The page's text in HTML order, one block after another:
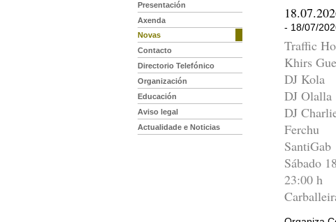
Presentación
Axenda
Novas
Contacto
Directorio Telefónico
Organización
Educación
Aviso legal
Actualidade e Noticias
- 18/07/
Traffic
Khirs
DJ Kola
DJ Olalla
DJ
Ferchu
SantiGab
Sábado
23:00 h